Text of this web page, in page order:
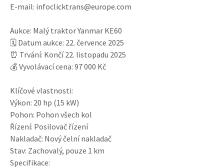
E-mail: infoclicktrans@europe.com
Aukce: Malý traktor Yanmar KE60
🗓️ Datum aukce: 22. července 2025
⏰ Trvání: Končí 22. listopadu 2025
💰 Vyvolávací cena: 97 000 Kč
Klíčové vlastnosti:
Výkon: 20 hp (15 kW)
Pohon: Pohon všech kol
Řízení: Posilovač řízení
Nakladač: Nový čelní nakladač
Stav: Zachovalý, pouze 1 km
Specifikace: